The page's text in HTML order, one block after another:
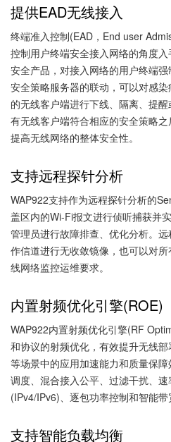
提供EAD无线接入
终端准入控制(EAD，End user
控制用户终端安全接入网络的角度
安全产品，对接入网络的用户终端
安全策略服务器的联动，可以对感
的无线客户端进行下线、隔离、提
有无线客户端符合相应的安全策略
提高无线网络的整体安全性。
支持远程探针分析
WAP922支持作为远程探针分析的
盖区内的Wi-Fi报文进行侦听捕获并
管理员进行故障排查、优化分析。
作信道进行无收敛镜像，也可以对
线网络监控运维要求。
内置射频优化引擎(ROE)
WAP922内置射频优化引擎(RF
和协议的射频优化，有效提升无线
等场景中的应用加速能力和质量保
调度、混合接入公平、过滤干扰、
(IPv4/IPv6)、逐包功率控制和智能带
支持智能负载均衡